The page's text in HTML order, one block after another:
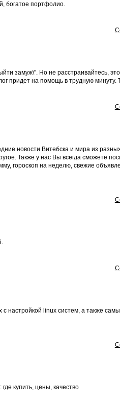
богатое портфолио.
замуж\". Но не расстраивайтесь,
придет на помощь в трудную минуту.
новости Витебска и мира из
Также у нас Вы всегда сможете
гороскоп на неделю, свежие
настройкой linux систем, а также
купить, цены, качество